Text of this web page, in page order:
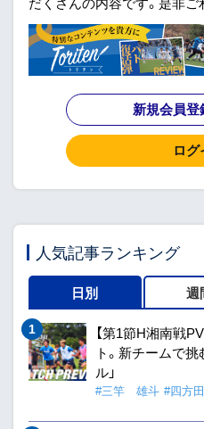
新規会員登
ロ
人気記事ランキング
日別 週
【第1節H湘南戦
ト。新チームで
ル」
#三竿 雄斗 #四方